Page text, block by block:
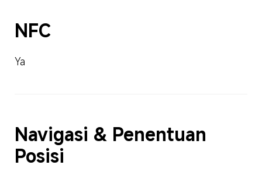
NFC
Ya
Navigasi & Penentuan
Posisi